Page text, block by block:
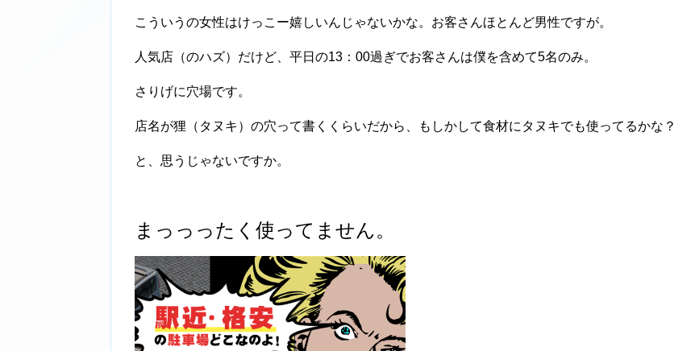
こういうの女性はけっこー嬉しいんじゃないかな。お客さんほとんど男性ですが。
人気店（のハズ）だけど、平日の13：00過ぎでお客さんは僕を含めて5名のみ。
さりげに穴場です。
店名が狸（タヌキ）の穴って書くくらいだから、もしかして食材にタヌキでも使ってるかな？
と、思うじゃないですか。
まっっったく使ってません。